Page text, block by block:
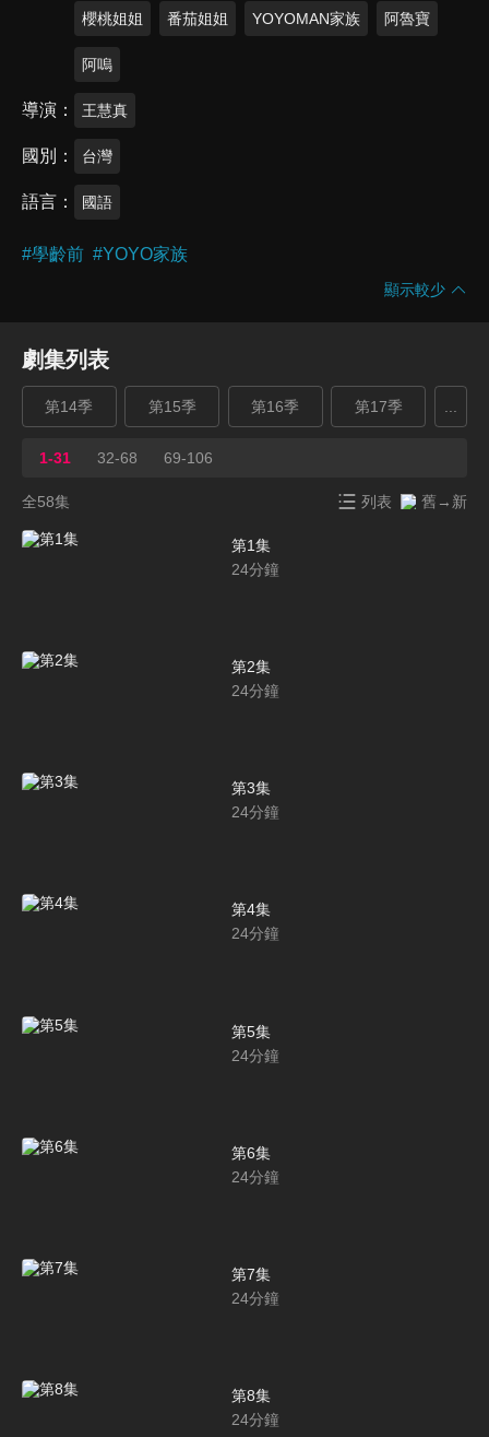
櫻桃姐姐 番茄姐姐 YOYOMAN家族 阿魯寶
阿嗚
導演 王慧真
國別 台灣
語言 國語
#學齡前 #YOYO家族
顯示較少
劇集列表
第14季 第15季 第16季 第17季
1-31 32-68 69-106
全58集 列表 舊→新
第1集
24分鐘
第2集
24分鐘
第3集
24分鐘
第4集
24分鐘
第5集
24分鐘
第6集
24分鐘
第7集
24分鐘
第8集
24分鐘